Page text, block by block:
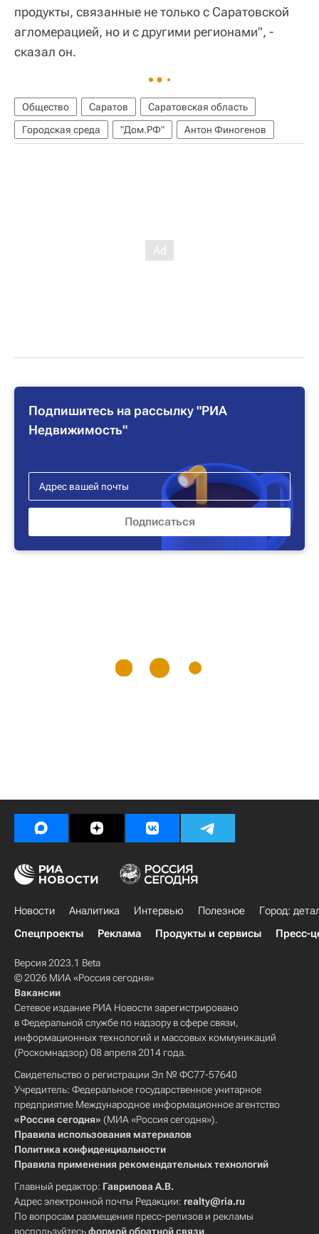
продукты, связанные не только с Саратовской
агломерацией, но и с другими регионами", -
сказал он.
Общество Саратов
Саратовская область
Городская среда
"Дом.РФ" Антон Финогенов
Подпишитесь на рассылку "РИА
Недвижимость"
Новости Аналитика Интервью Полезное
Город:
Спецпроекты
Реклама Продукты и сервисы Пресс-
Версия 2023.1 Beta
© 2026 МИА «Россия сегодня»
Вакансии
Сетевое издание РИА Новости зарегистрировано
в Федеральной службе по надзору в сфере связи,
информационных технологий и массовых коммуникаций
(Роскомнадзор) 08 апреля 2014 года.
Свидетельство о регистрации Эл № ФС77-57640
Учредитель: Федеральное государственное унитарное
предприятие Международное информационное агентство
«Россия сегодня» (МИА «Россия сегодня»).
Правила использования материалов
Политика конфиденциальности
Правила применения рекомендательных технологий
Главный редактор: Гаврилова А.В.
Адрес электронной почты Редакции: realty@ria.ru
По вопросам размещения пресс-релизов и рекламы
воспользуйтесьформой обратной связи